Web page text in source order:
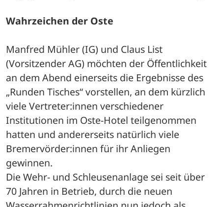
Wahrzeichen der Oste
Manfred Mühler (IG) und Claus List
(Vorsitzender AG) möchten der Öffentlichkeit
an dem Abend einerseits die Ergebnisse des
„Runden Tisches“ vorstellen, an dem kürzlich
viele Vertreter:innen verschiedener
Institutionen im Oste-Hotel teilgenommen
hatten und andererseits natürlich viele
Bremervörder:innen für ihr Anliegen
gewinnen.
Die Wehr- und Schleusenanlage sei seit über
70 Jahren in Betrieb, durch die neuen